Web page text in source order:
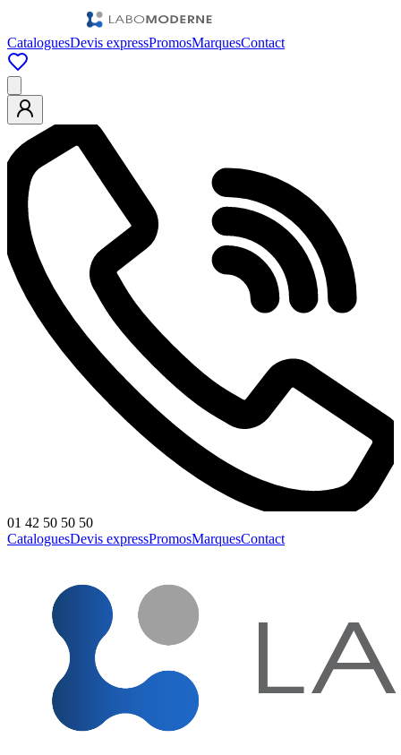
CataloguesDevis expressPromosMarquesContact
01 42 50 50 50
CataloguesDevis expressPromosMarquesContact